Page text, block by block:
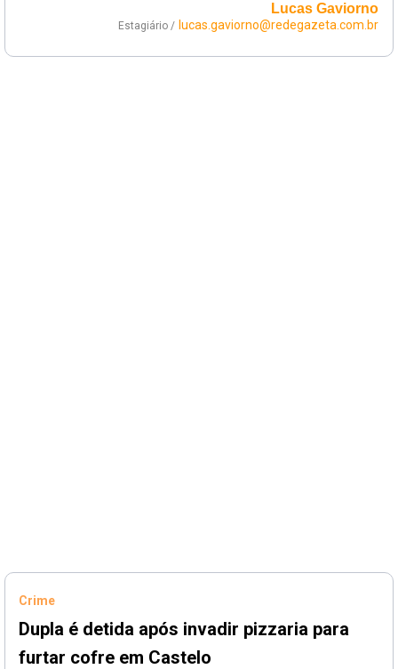
Lucas Gaviorno
Estagiário / lucas.gaviorno@redegazeta.com.br
Crime
Dupla é detida após invadir pizzaria para
furtar cofre em Castelo